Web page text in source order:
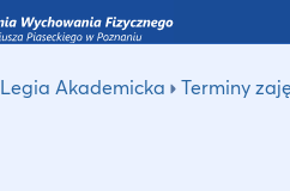
Legia Akademicka Terminy